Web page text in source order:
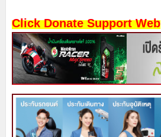
Click Donate Support Web